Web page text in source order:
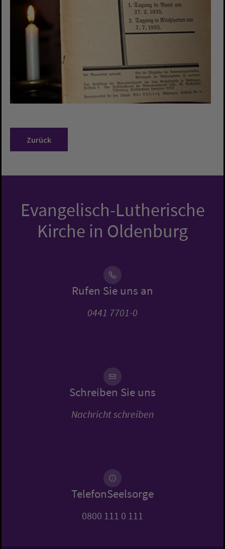
Zurück
Evangelisch-Lutherische
Kirche in Oldenburg
Rufen Sie uns an
0441 7701-0
Schreiben Sie uns
Nachricht schreiben
TelefonSeelsorge
0800 111 0 111